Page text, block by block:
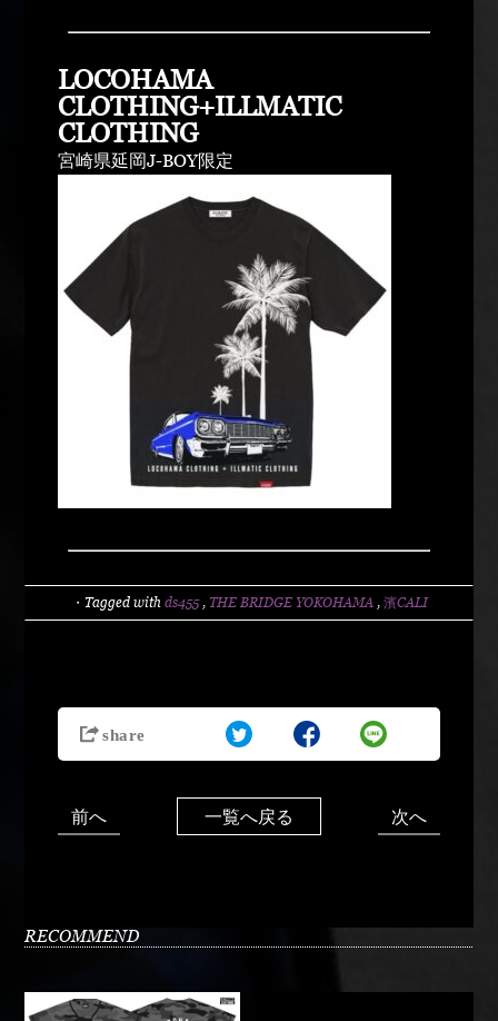
LOCOHAMA
CLOTHING+ILLMATIC
CLOTHING
宮崎県延岡J-BOY限定
・Tagged with ds455 , THE BRIDGE YOKOHAMA , 濱CALI
前へ 一覧へ戻る 次へ
RECOMMEND